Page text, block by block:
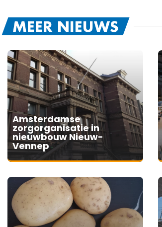
MEER NIEUWS
Amsterdamse
zorgorganisatie in
nieuwbouw Nieuw-
Vennep